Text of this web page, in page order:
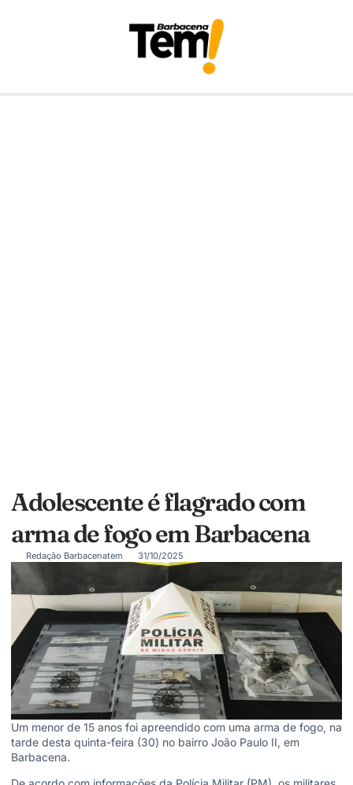
Adolescente é flagrado com
arma de fogo em Barbacena
Redação Barbacenatem 31/10/2025
Um menor de 15 anos foi apreendido com uma arma de fogo, na
tarde desta quinta-feira (30) no bairro João Paulo II, em
Barbacena.